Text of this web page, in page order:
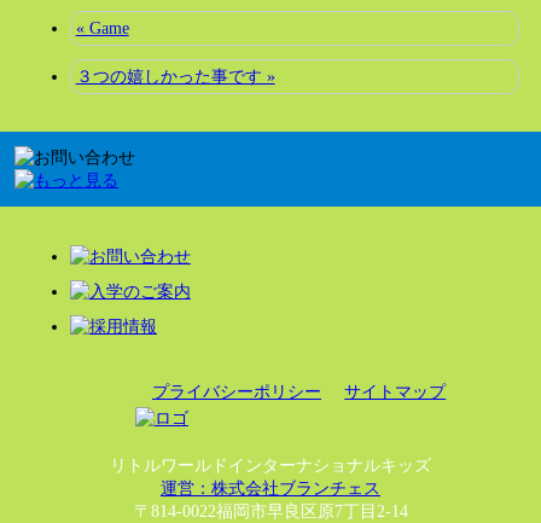
« Game
３つの嬉しかった事です »
プライバシーポリシー サイトマップ
リトルワールドインターナショナルキッズ
運営：株式会社ブランチェス
〒814-0022福岡市早良区原7丁目2-14